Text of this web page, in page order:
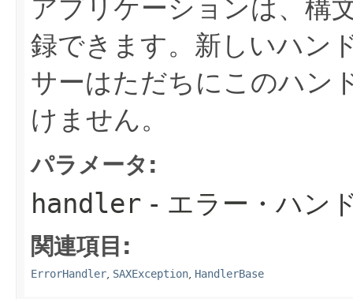
アプリケーションは、構
録できます。新しいハン
サーはただちにこのハン
けません。
パラメータ:
handler - エラー・ハン
関連項目:
ErrorHandler SAXException HandlerBase